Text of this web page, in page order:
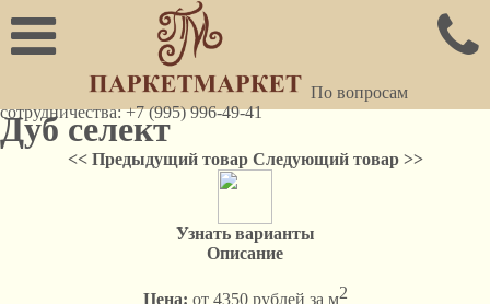
По вопросам
сотрудничества: +7 (995) 996-49-41
Дуб селект
<< Предыдущий товар Следующий товар >>
Узнать варианты
Описание
Цена: от 4350 рублей за м2